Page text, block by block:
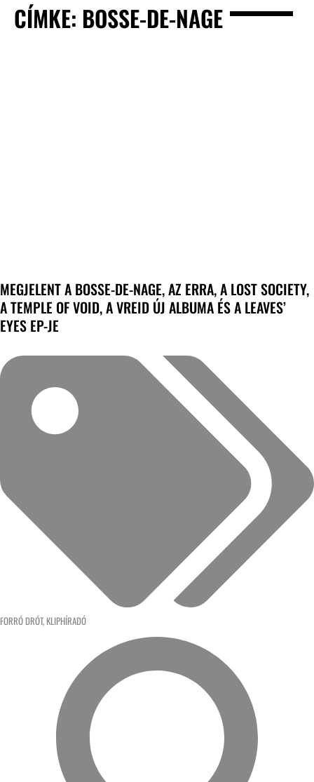
CÍMKE: BOSSE-DE-NAGE
MEGJELENT A BOSSE-DE-NAGE, AZ ERRA, A LOST SOCIETY,
A TEMPLE OF VOID, A VREID ÚJ ALBUMA ÉS A LEAVES’
EYES EP-JE
FORRÓ DRÓT, KLIPHÍRADÓ